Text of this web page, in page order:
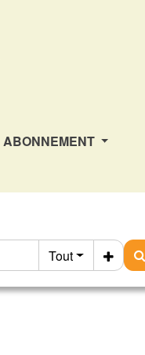
ABONNEMENT
Tout